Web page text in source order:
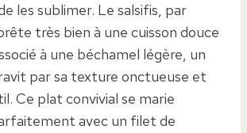
les sublimer. Le salsifis, par
très bien à une cuisson douce
à une béchamel légère, un
par sa texture onctueuse et
Ce plat convivial se marie
avec un filet de